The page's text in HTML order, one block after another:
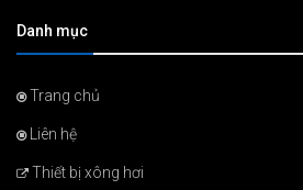
Danh mục
Trang chủ
Liên hệ
Thiết bị xông hơi